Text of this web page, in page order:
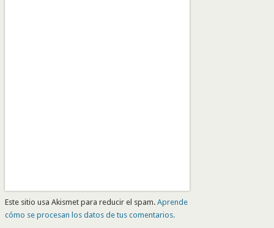
Este sitio usa Akismet para reducir el spam. Aprende
cómo se procesan los datos de tus comentarios.